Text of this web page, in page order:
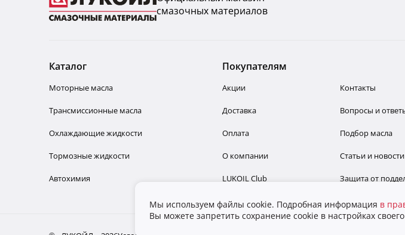
смазочных материалов
Каталог
Моторные масла
Трансмиссионные масла
Охлаждающие жидкости
Тормозные жидкости
Автохимия
Покупателям
Акции
Доставка
Оплата
О компании
LUKOIL Club
Контакты
Вопросы и
Подбор масла
Статьи и новости
Защита от
Мы используем файлы cookie. Подробная информация в
Вы можете запретить сохранение cookie в настройках